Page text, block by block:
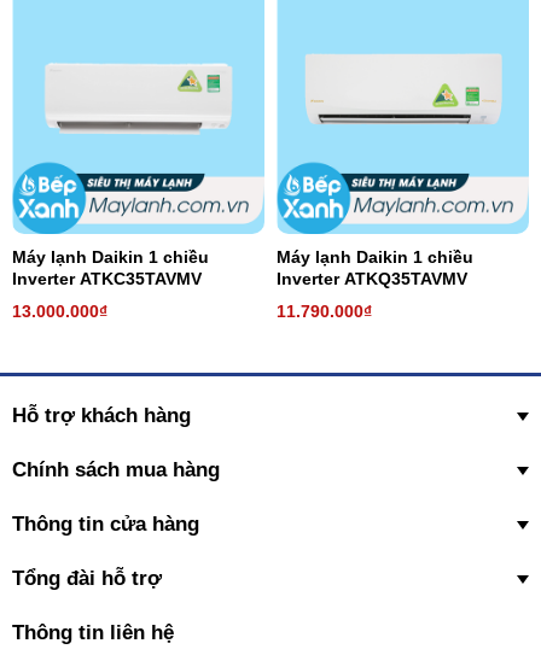
Máy lạnh Daikin 1 chiều
Inverter ATKC35TAVMV
13.000.000₫
Máy lạnh Daikin 1 chiều
Inverter ATKQ35TAVMV
11.790.000₫
Hỗ trợ khách hàng
Chính sách mua hàng
Thông tin cửa hàng
Tổng đài hỗ trợ
Thông tin liên hệ